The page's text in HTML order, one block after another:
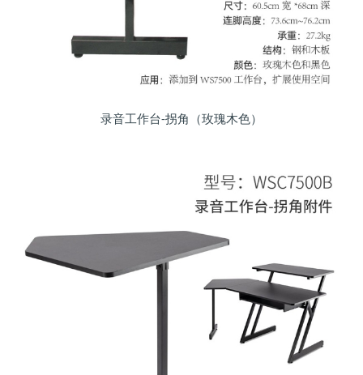
录音工作台-拐角（玫瑰木色）